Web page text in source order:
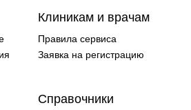
Клиникам и врачам
Правила сервиса
Заявка на регистрацию
Справочники